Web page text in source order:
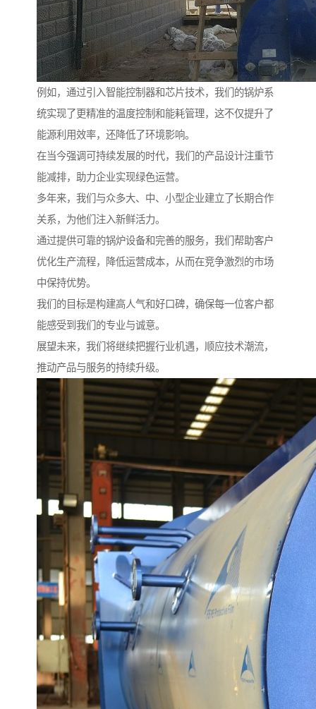
例如，通过引入智能控制器和芯片技术，我们的锅炉系
统实现了更精准的温度控制和能耗管理，这不仅提升了
能源利用效率，还降低了环境影响。
在当今强调可持续发展的时代，我们的产品设计注重节
能减排，助力企业实现绿色运营。
多年来，我们与众多大、中、小型企业建立了长期合作
关系，为他们注入新鲜活力。
通过提供可靠的锅炉设备和完善的服务，我们帮助客户
优化生产流程，降低运营成本，从而在竞争激烈的市场
中保持优势。
我们的目标是构建高人气和好口碑，确保每一位客户都
能感受到我们的专业与诚意。
展望未来，我们将继续把握行业机遇，顺应技术潮流，
推动产品与服务的持续升级。